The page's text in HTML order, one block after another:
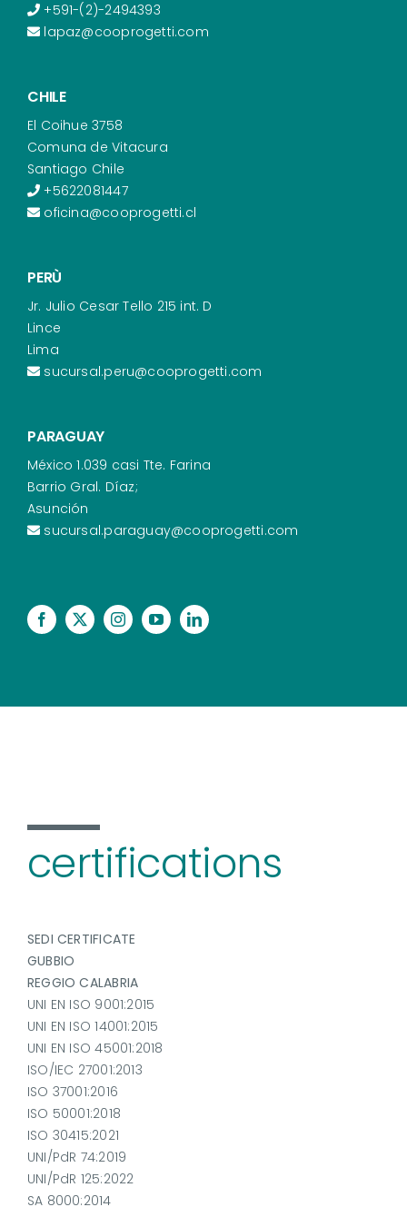
+591-(2)-2494393
lapaz@cooprogetti.com
CHILE
El Coihue 3758
Comuna de Vitacura
Santiago Chile
+5622081447
oficina@cooprogetti.cl
PERÙ
Jr. Julio Cesar Tello 215 int. D
Lince
Lima
sucursal.peru@cooprogetti.com
PARAGUAY
México 1.039 casi Tte. Farina
Barrio Gral. Díaz;
Asunción
sucursal.paraguay@cooprogetti.com
certifications
SEDI CERTIFICATE
GUBBIO
REGGIO CALABRIA
UNI EN ISO 9001:2015
UNI EN ISO 14001:2015
UNI EN ISO 45001:2018
ISO/IEC 27001:2013
ISO 37001:2016
ISO 50001:2018
ISO 30415:2021
UNI/PdR 74:2019
UNI/PdR 125:2022
SA 8000:2014